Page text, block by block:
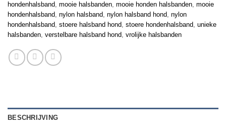
hondenhalsband, mooie halsbanden, mooie honden halsbanden, mooie
hondenhalsband, nylon halsband, nylon halsband hond, nylon
hondenhalsband, stoere halsband hond, stoere hondenhalsband, unieke
halsbanden, verstelbare halsband hond, vrolijke halsbanden
BESCHRIJVING